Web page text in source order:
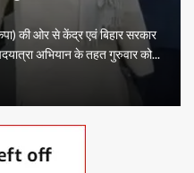
की ओर से केंद्र एवं बिहार सरकार
अभियान के तहत गुरुवार को...